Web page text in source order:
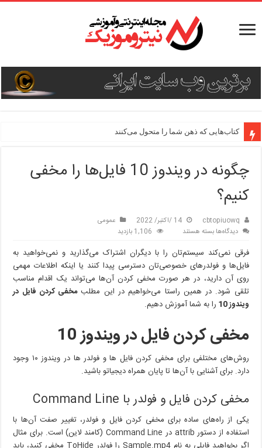
دستور پخت ۳ غذای جدید و هیجان‌انگیز
چگونه در ویندوز 10 فایل‌ها را مخفی
کنیم؟
cbtopiuowq 14 /اکتبر/ 2022
عمومی
دیدگاه‌هابرای
در
ویندوز
10
فایل‌ها
مخفی
بسته هستند 1,106 بازدید
فرقی نمی‌کند سیستم‌تان را با دیگران اشتراک می‌گذارید و نمی‌خواهید به
فایل‌ها و فولدرهای خصوصی‌تان دسترسی پیدا کنند یا اینکه اطلاعات مهمی
روی آن دارید، در هر صورت مخفی کردن آن‌ها می‌تواند یک اقدام مناسب
تلقی شود. در همین راستا می‌خواهیم در این مطلبمخفی کردن فایل در
ویندوز 10
را به شما آموزش دهیم.
مخفی کردن فایل در ویندوز 10
روش‌های مختلفی برای مخفی کردن فایل ها و فولدر ها در ویندوز ۱۰ وجود
دارد. برای آشنایی با آن‌ها تا پایان همراه دیجیاتو باشید.
مخفی کردن فایل و فولدر با Command Line
یکی از راه‌های ساده برای مخفی کردن فایل و فولدر، تغییر صفت آن‌ها با
استفاده از دستور attrib در Command Line (کامند لاین) است. برای مثال